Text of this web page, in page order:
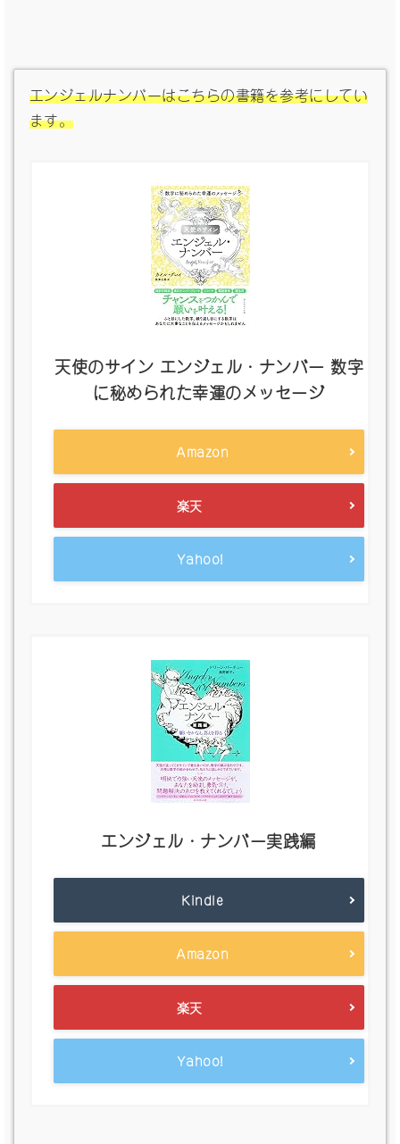
エンジェルナンバーはこちらの書籍を参考にしてい
ます。
天使のサイン エンジェル・ナンバー 数字
に秘められた幸運のメッセージ
Amazon
楽天
Yahoo!
エンジェル・ナンバー実践編
Kindle
Amazon
楽天
Yahoo!